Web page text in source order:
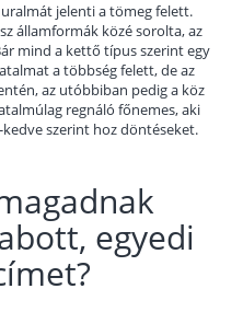
jelenti a tömeg felett.
államformák közé sorolta, az
mind a kettő típus szerint egy
a többség felett, de az
az utóbbiban pedig a köz
regnáló főnemes, aki
szerint hoz döntéseket.
egyedi